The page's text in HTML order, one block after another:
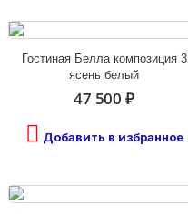
Гостиная Белла композиция 3
ясень белый
47 500 ₽
Добавить в избранное